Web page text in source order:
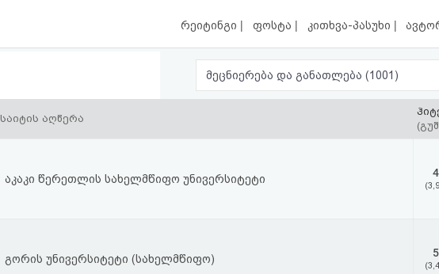
რეიტინგი | ფოსტა | კითხვა-პასუხი |
მეცნიერება და განათლება (1001)
საიტის აღწერა
აკაკი წერეთლის სახელმწიფო უნივერსიტეტი
გორის უნივერსიტეტი (სახელმწიფო)